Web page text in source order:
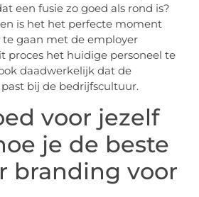
een fusie zo goed als rond is?
is het het perfecte moment
te gaan met de employer
proces het huidige personeel te
daadwerkelijk dat de
bij de bedrijfscultuur.
voor jezelf
je de beste
branding voor